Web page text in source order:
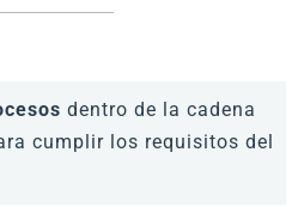
dentro de la cadena
cumplir los requisitos del